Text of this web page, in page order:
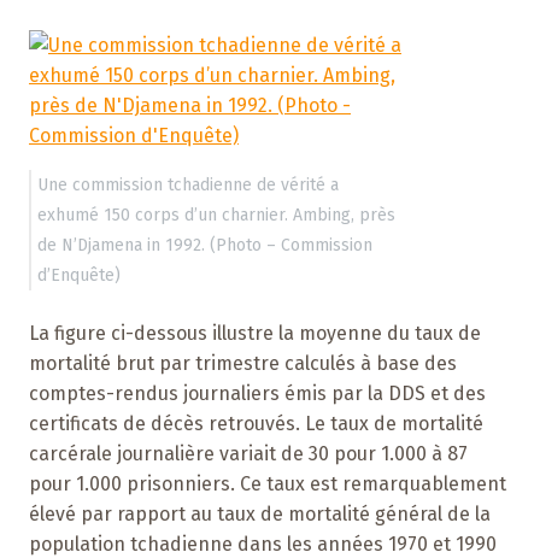
Une commission tchadienne de vérité a
exhumé 150 corps d’un charnier. Ambing, près
de N’Djamena in 1992. (Photo – Commission
d’Enquête)
La figure ci-dessous illustre la moyenne du taux de
mortalité brut par trimestre calculés à base des
comptes-rendus journaliers émis par la DDS et des
certificats de décès retrouvés. Le taux de mortalité
carcérale journalière variait de 30 pour 1.000 à 87
pour 1.000 prisonniers. Ce taux est remarquablement
élevé par rapport au taux de mortalité général de la
population tchadienne dans les années 1970 et 1990